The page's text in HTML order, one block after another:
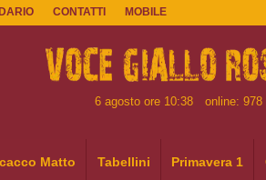
CONTATTI MOBILE
6 agosto ore 10:38 online: 978
Matto Tabellini Primavera 1